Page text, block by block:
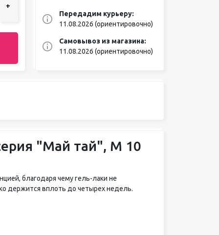
+
Передадим курьеру:
11.08.2026 (ориентировочно)
Самовывоз из магазина:
11.08.2026 (ориентировочно)
"Май тай", М 10
благодаря чему гель-лаки не
держится вплоть до четырех недель.